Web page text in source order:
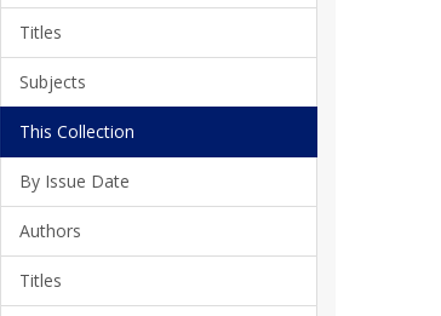
Titles
Subjects
This Collection
By Issue Date
Authors
Titles